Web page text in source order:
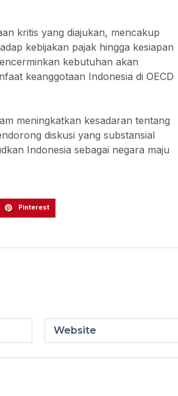
kritis yang diajukan, mencakup
kebijakan pajak hingga kesiapan
kebutuhan akan
keanggotaan Indonesia di OECD
meningkatkan kesadaran tentang
diskusi yang substansial
Indonesia sebagai negara maju
Pinterest
Website